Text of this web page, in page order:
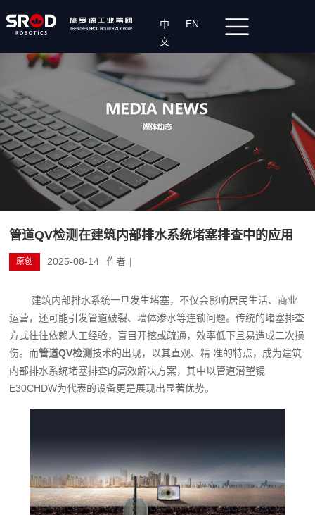
中
文
EN
管道QV检测在建筑内部排水系统堵塞排查中的应用
原创 2025-08-14 作者 |
建筑内部排水系统一旦发生堵塞，不仅会影响居民生活、商业
运营，还可能引发管道破裂、墙体渗水等连锁问题。传统的堵塞排查
方式往往依赖人工经验，盲目开挖或疏通，效率低下且易造成二次损
伤。而管道QV检测技术的出现，以其直观、精 准的特点，成为建筑
内部排水系统堵塞排查的高效解决方案，其中以管道潜望镜
E30CHDW为代表的设备更是展现出显著优势。